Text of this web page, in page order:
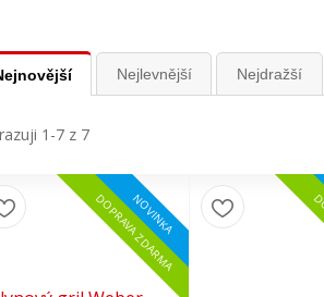
Nejlevnější Nejdražší
1-7 z 7
NOVINKA
DOPRAVA ZDARMA